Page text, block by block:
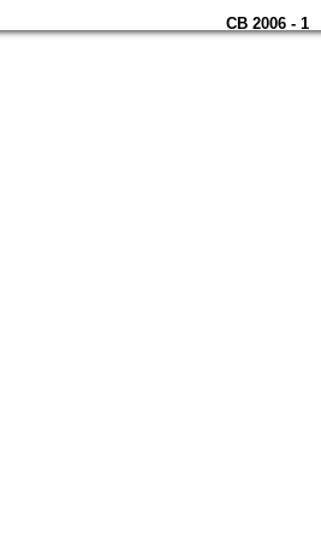
CB 2006 - 1